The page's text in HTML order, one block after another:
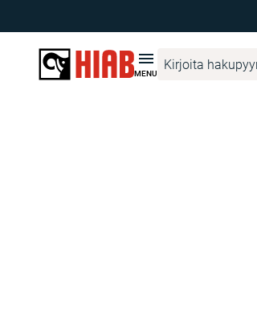
MENU
The pageProductFinderAccessoryVariantPage